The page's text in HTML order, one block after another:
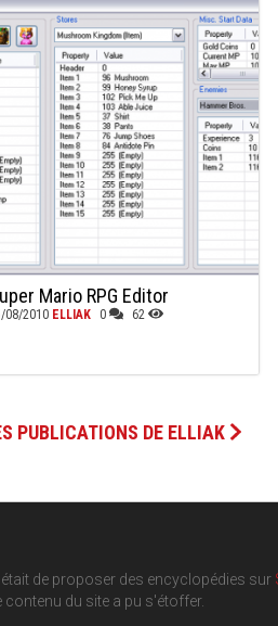
Mario RPG Editor
08/2010 ELLIAK 0 62
PUBLICATIONS DE ELLIAK
était de proposer des encyclopédies sur
du site a pu s'étoffer.